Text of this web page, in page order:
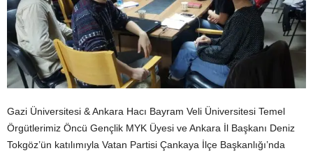
Gazi Üniversitesi & Ankara Hacı Bayram Veli Üniversitesi Temel
Örgütlerimiz Öncü Gençlik MYK Üyesi ve Ankara İl Başkanı Deniz
Tokgöz’ün katılımıyla Vatan Partisi Çankaya İlçe Başkanlığı’nda